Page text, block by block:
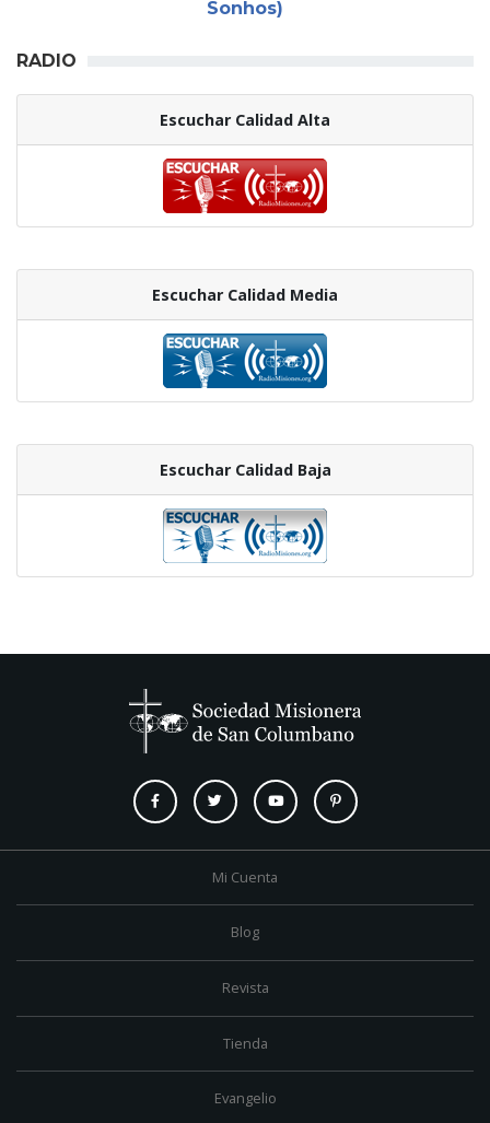
Sonhos)
RADIO
Escuchar Calidad Alta
Escuchar Calidad Media
Escuchar Calidad Baja
Mi Cuenta
Blog
Revista
Tienda
Evangelio